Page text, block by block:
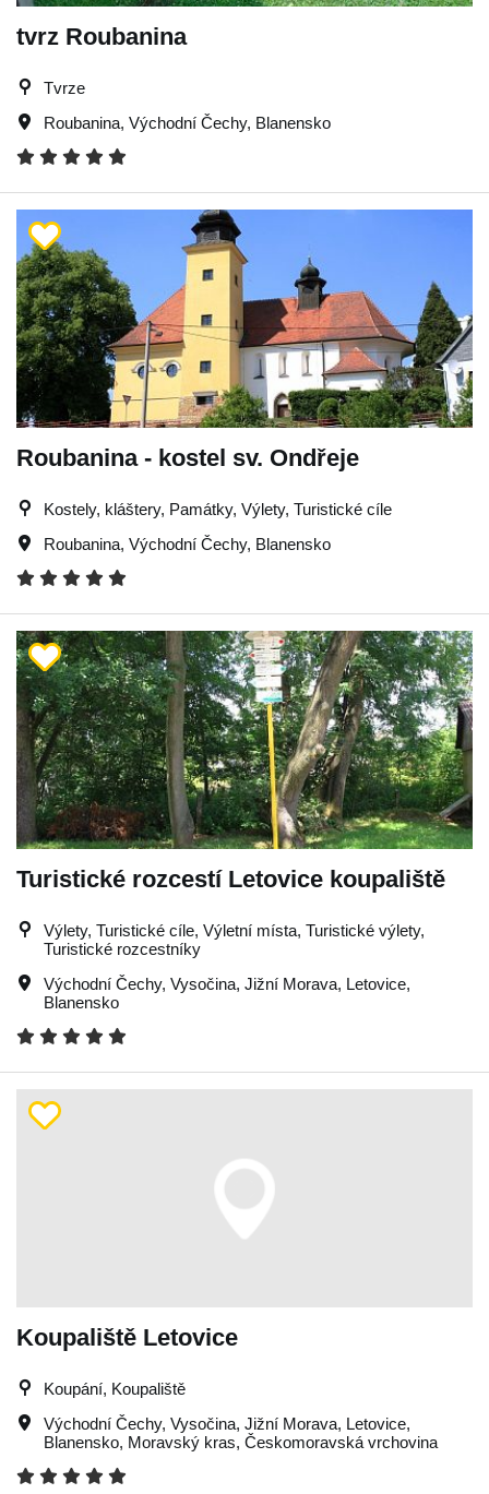
tvrz Roubanina
Tvrze
Roubanina, Východní Čechy, Blanensko
Roubanina - kostel sv. Ondřeje
Kostely, kláštery, Památky, Výlety, Turistické cíle
Roubanina, Východní Čechy, Blanensko
Turistické rozcestí Letovice koupaliště
Výlety, Turistické cíle, Výletní místa, Turistické výlety,
Turistické rozcestníky
Východní Čechy, Vysočina, Jižní Morava, Letovice,
Blanensko
Koupaliště Letovice
Koupání, Koupaliště
Východní Čechy, Vysočina, Jižní Morava, Letovice,
Blanensko, Moravský kras, Českomoravská vrchovina